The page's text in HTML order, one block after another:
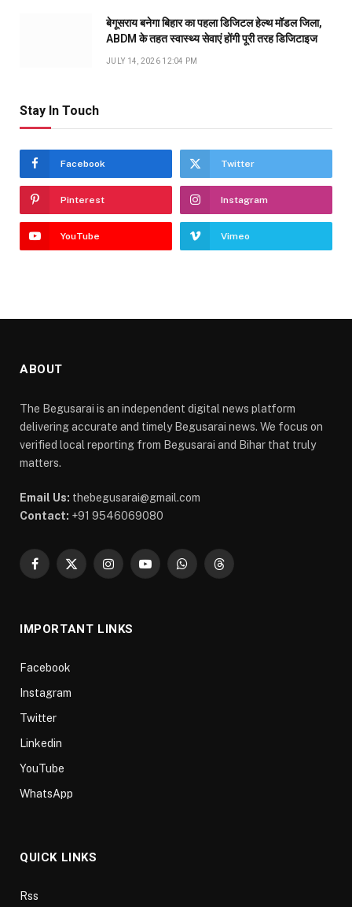
बेगूसराय बनेगा बिहार का पहला डिजिटल हेल्थ मॉडल जिला,
ABDM के तहत स्वास्थ्य सेवाएं होंगी पूरी तरह डिजिटाइज
JULY 14, 2026 12:04 PM
Stay In Touch
Facebook Twitter
Pinterest Instagram
YouTube Vimeo
ABOUT
The Begusarai is an independent digital news platform
delivering accurate and timely Begusarai news. We focus on
verified local reporting from Begusarai and Bihar that truly
matters.
Email Us: thebegusarai@gmail.com
Contact: +91 9546069080
Facebook
X
InstagramYouTubeWhatsAppThreads
IMPORTANT LINKS
Facebook
Instagram
Twitter
Linkedin
YouTube
WhatsApp
QUICK LINKS
Rss